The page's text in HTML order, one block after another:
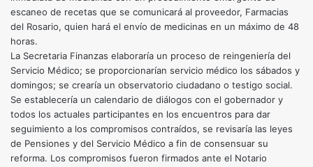
escaneo de recetas que se comunicará al proveedor, Farmacias
del Rosario, quien hará el envío de medicinas en un máximo de 48
horas.
La Secretaria Finanzas elaboraría un proceso de reingeniería del
Servicio Médico; se proporcionarían servicio médico los sábados y
domingos; se crearía un observatorio ciudadano o testigo social.
Se establecería un calendario de diálogos con el gobernador y
todos los actuales participantes en los encuentros para dar
seguimiento a los compromisos contraídos, se revisaría las leyes
de Pensiones y del Servicio Médico a fin de consensuar su
reforma. Los compromisos fueron firmados ante el Notario